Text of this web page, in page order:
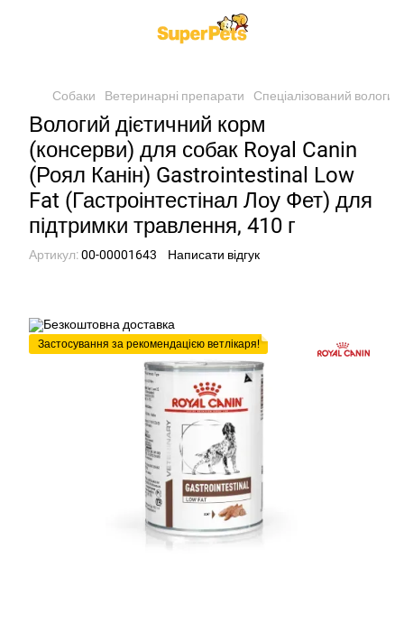
Собаки Ветеринарні препарати Спеціалізований
Вологий дієтичний корм
(консерви) для собак Royal Canin
(Роял Канін) Gastrointestinal Low
Fat (Гастроінтестінал Лоу Фет) для
підтримки травлення, 410 г
Артикул:00-00001643 Написати відгук
Застосування за рекомендацією ветлікаря!